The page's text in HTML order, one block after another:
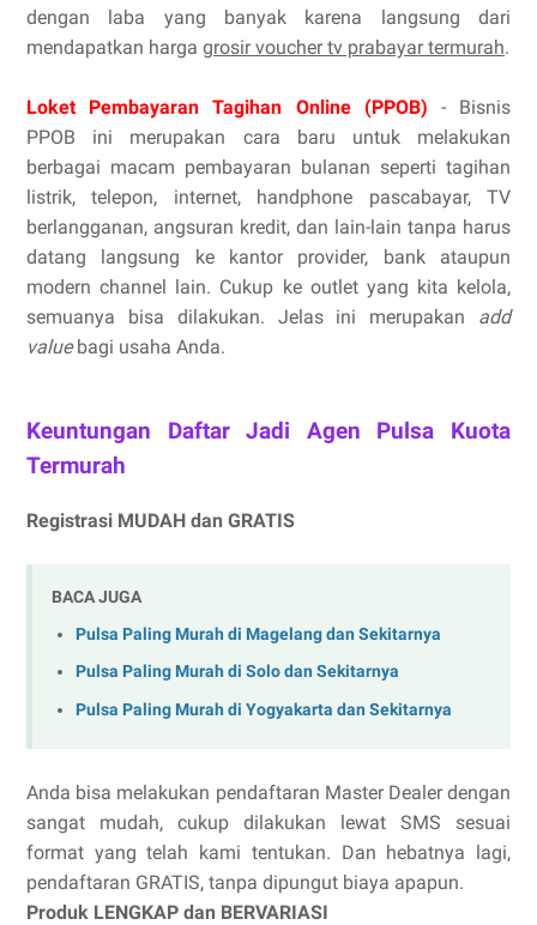
dengan laba yang banyak karena langsung dari
mendapatkan harga grosir voucher tv prabayar termurah.
Loket Pembayaran Tagihan Online (PPOB) - Bisnis
PPOB ini merupakan cara baru untuk melakukan
berbagai macam pembayaran bulanan seperti tagihan
listrik, telepon, internet, handphone pascabayar, TV
berlangganan, angsuran kredit, dan lain-lain tanpa harus
datang langsung ke kantor provider, bank ataupun
modern channel lain. Cukup ke outlet yang kita kelola,
semuanya bisa dilakukan. Jelas ini merupakan add
valuebagi usaha Anda.
Keuntungan Daftar Jadi Agen Pulsa Kuota
Termurah
Registrasi MUDAH dan GRATIS
BACA JUGA
Pulsa Paling Murah di Magelang dan Sekitarnya
Pulsa Paling Murah di Solo dan Sekitarnya
Pulsa Paling Murah di Yogyakarta dan Sekitarnya
Anda bisa melakukan pendaftaran Master Dealer dengan
sangat mudah, cukup dilakukan lewat SMS sesuai
format yang telah kami tentukan. Dan hebatnya lagi,
pendaftaran GRATIS, tanpa dipungut biaya apapun.
Produk LENGKAP dan BERVARIASI